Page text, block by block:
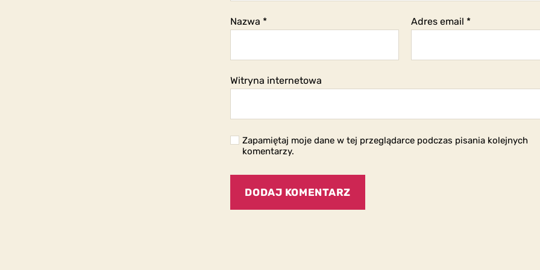
Nazwa * Adres email *
Witryna internetowa
Zapamiętaj moje dane w tej przeglądarce podczas pisania kolejnych
komentarzy.